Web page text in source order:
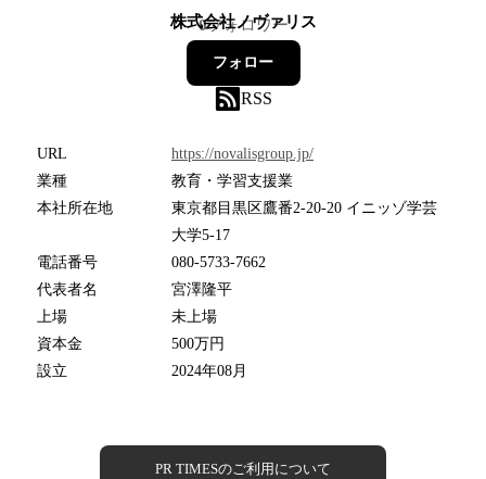
株式会社ノヴァリス
0フォロワー
フォロー
RSS
URL
https://novalisgroup.jp/
業種
教育・学習支援業
本社所在地
東京都目黒区鷹番2-20-20 イニッゾ学芸
大学5-17
電話番号
080-5733-7662
代表者名
宮澤隆平
上場
未上場
資本金
500万円
設立
2024年08月
PR TIMESのご利用について